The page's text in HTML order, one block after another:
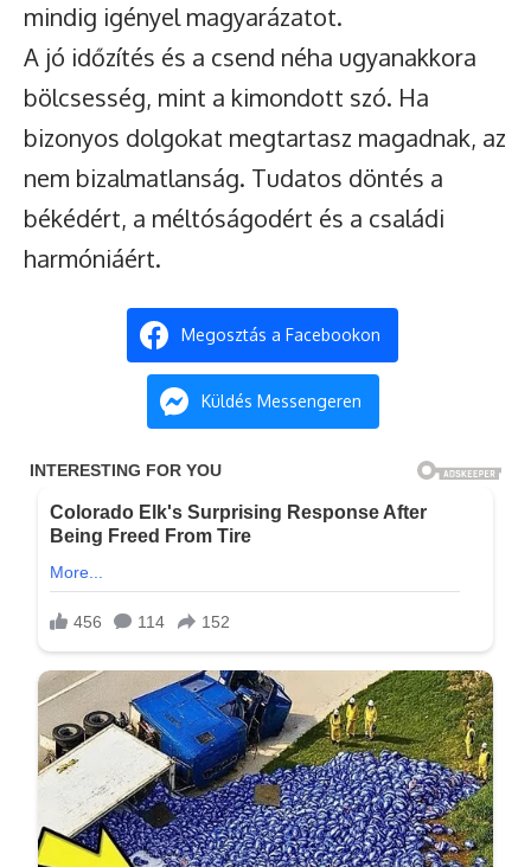
mindig igényel magyarázatot.
A jó időzítés és a csend néha ugyanakkora
bölcsesség, mint a kimondott szó. Ha
bizonyos dolgokat megtartasz magadnak, az
nem bizalmatlanság. Tudatos döntés a
békédért, a méltóságodért és a családi
harmóniáért.
Megosztás a Facebookon
Küldés Messengeren